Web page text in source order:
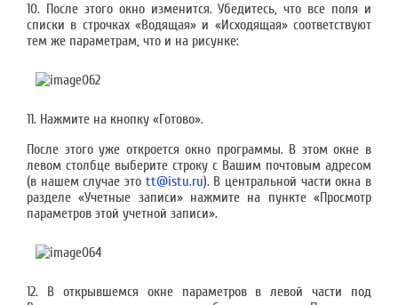
10. После этого окно изменится. Убедитесь, что все поля и
списки в строчках «Водящая» и «Исходящая» соответствуют
тем же параметрам, что и на рисунке:
11. Нажмите на кнопку «Готово».
После этого уже откроется окно программы. В этом окне в
левом столбце выберите строку с Вашим почтовым адресом
(в нашем случае это tt@istu.ru). В центральной части окна в
разделе «Учетные записи» нажмите на пункте «Просмотр
параметров этой учетной записи».
12. В открывшемся окне параметров в левой части под